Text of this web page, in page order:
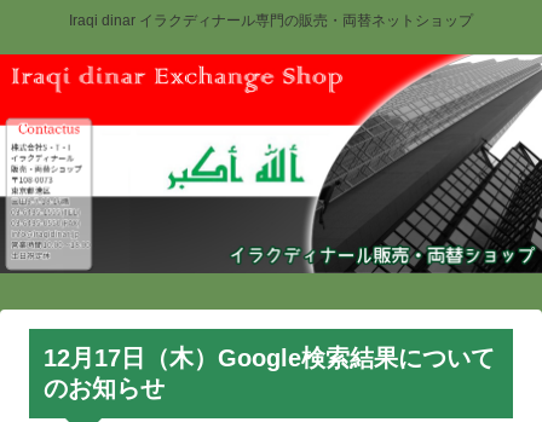
Iraqi dinar イラクディナール専門の販売・両替ネットショップ
12月17日（木）Google検索結果について
のお知らせ